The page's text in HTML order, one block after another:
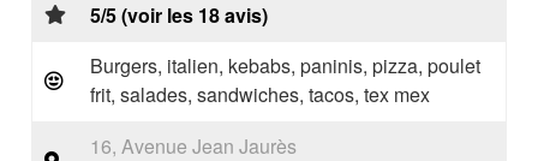
5/5 (voir les 18 avis)
Burgers, italien, kebabs, paninis, pizza, poulet
frit, salades, sandwiches, tacos, tex mex
16, Avenue Jean Jaurès